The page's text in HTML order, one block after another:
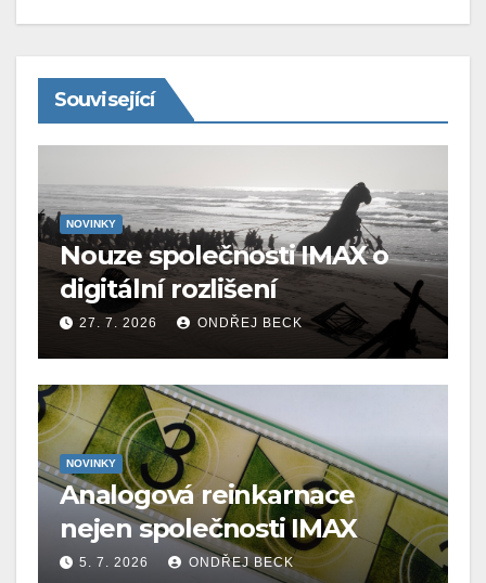
Související
NOVINKY
Nouze společnosti IMAX o
digitální rozlišení
27. 7. 2026 ONDŘEJ BECK
NOVINKY
Analogová reinkarnace
nejen společnosti IMAX
5. 7. 2026 ONDŘEJ BECK